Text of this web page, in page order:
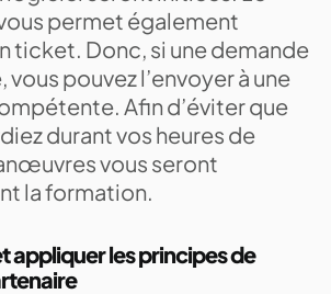
permet également
ticket. Donc, si une demande
pouvez l’envoyer à une
Afin d’éviter que
durant vos heures de
vous seront
la formation.
appliquer les principes de